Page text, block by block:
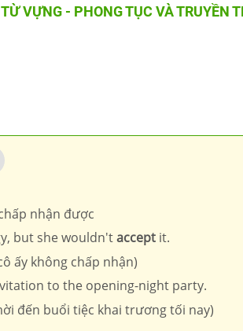
TỪ VỰNG - PHONG TỤC VÀ TRUYỀN
nhận được
but she wouldn'taccept it.
ấy không chấp nhận)
to the opening-night party.
đến buổi tiệc khai trương tối nay)